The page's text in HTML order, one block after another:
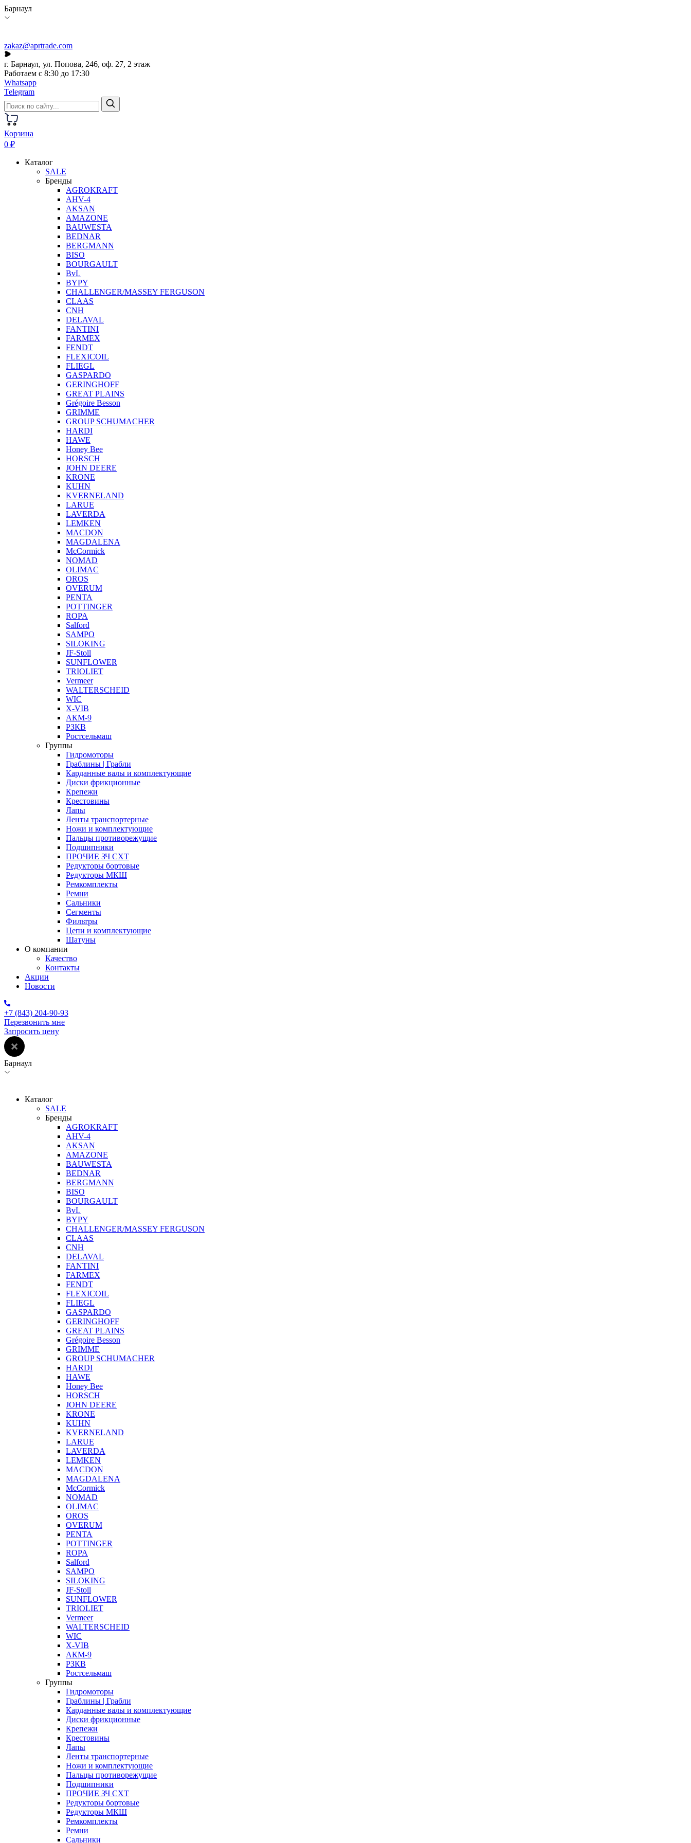
Барнаул
zakaz@aprtrade.com
г. Барнаул, ул. Попова, 246, оф. 27, 2 этаж
Работаем с 8:30 до 17:30
Whatsapp
Telegram
Корзина
0 ₽
Каталог
SALE
Бренды
AGROKRAFT
AHV-4
AKSAN
AMAZONE
BAUWESTA
BEDNAR
BERGMANN
BISO
BOURGAULT
BvL
BYPY
CHALLENGER/MASSEY FERGUSON
CLAAS
CNH
DELAVAL
FANTINI
FARMEX
FENDT
FLEXICOIL
FLIEGL
GASPARDO
GERINGHOFF
GREAT PLAINS
Grégoire Besson
GRIMME
GROUP SCHUMACHER
HARDI
HAWE
Honey Bee
HORSCH
JOHN DEERE
KRONE
KUHN
KVERNELAND
LARUE
LAVERDA
LEMKEN
MACDON
MAGDALENA
McCormick
NOMAD
OLIMAC
OROS
OVERUM
PENTA
POTTINGER
ROPA
Salford
SAMPO
SILOKING
JF-Stoll
SUNFLOWER
TRIOLIET
Vermeer
WALTERSCHEID
WIC
X-VIB
АКМ-9
РЗКВ
Ростсельмаш
Группы
Гидромоторы
Граблины | Грабли
Карданные валы и комплектующие
Диски фрикционные
Крепежи
Крестовины
Лапы
Ленты транспортерные
Ножи и комплектующие
Пальцы противорежущие
Подшипники
ПРОЧИЕ ЗЧ СХТ
Редукторы бортовые
Редукторы МКШ
Ремкомплекты
Ремни
Сальники
Сегменты
Фильтры
Цепи и комплектующие
Шатуны
О компании
Качество
Контакты
Акции
Новости
+7 (843) 204-90-93
Перезвонить мне
Запросить цену
Барнаул
Каталог
SALE
Бренды
AGROKRAFT
AHV-4
AKSAN
AMAZONE
BAUWESTA
BEDNAR
BERGMANN
BISO
BOURGAULT
BvL
BYPY
CHALLENGER/MASSEY FERGUSON
CLAAS
CNH
DELAVAL
FANTINI
FARMEX
FENDT
FLEXICOIL
FLIEGL
GASPARDO
GERINGHOFF
GREAT PLAINS
Grégoire Besson
GRIMME
GROUP SCHUMACHER
HARDI
HAWE
Honey Bee
HORSCH
JOHN DEERE
KRONE
KUHN
KVERNELAND
LARUE
LAVERDA
LEMKEN
MACDON
MAGDALENA
McCormick
NOMAD
OLIMAC
OROS
OVERUM
PENTA
POTTINGER
ROPA
Salford
SAMPO
SILOKING
JF-Stoll
SUNFLOWER
TRIOLIET
Vermeer
WALTERSCHEID
WIC
X-VIB
АКМ-9
РЗКВ
Ростсельмаш
Группы
Гидромоторы
Граблины | Грабли
Карданные валы и комплектующие
Диски фрикционные
Крепежи
Крестовины
Лапы
Ленты транспортерные
Ножи и комплектующие
Пальцы противорежущие
Подшипники
ПРОЧИЕ ЗЧ СХТ
Редукторы бортовые
Редукторы МКШ
Ремкомплекты
Ремни
Сальники